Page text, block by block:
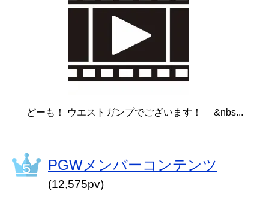
どーも！ ウエストガンプでございます！ &nbs...
PGWメンバーコンテンツ
(12,575pv)